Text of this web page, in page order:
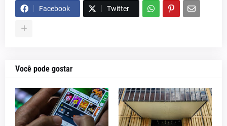
Facebook Twitter
Você pode gostar